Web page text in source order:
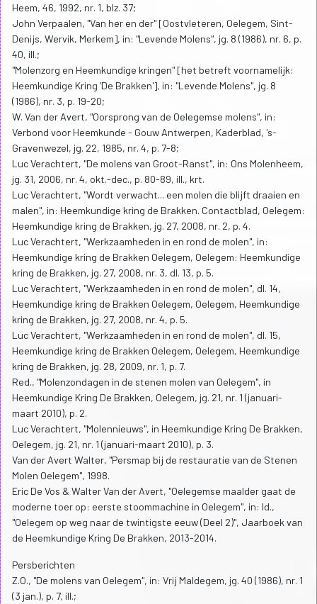
Heem, 46, 1992, nr. 1, blz. 37;
John Verpaalen, "Van her en der" [Oostvleteren, Oelegem, Sint-
Denijs, Wervik, Merkem], in: "Levende Molens", jg. 8 (1986), nr. 6, p.
40, ill.;
"Molenzorg en Heemkundige kringen" [het betreft voornamelijk:
Heemkundige Kring 'De Brakken'], in: "Levende Molens", jg. 8
(1986), nr. 3, p. 19-20;
W. Van der Avert, "Oorsprong van de Oelegemse molens", in:
Verbond voor Heemkunde - Gouw Antwerpen, Kaderblad, 's-
Gravenwezel, jg. 22, 1985, nr. 4, p. 7-8;
Luc Verachtert, "De molens van Groot-Ranst", in: Ons Molenheem,
jg. 31, 2006, nr. 4, okt.-dec., p. 80-89, ill., krt.
Luc Verachtert, "Wordt verwacht... een molen die blijft draaien en
malen", in: Heemkundige kring de Brakken. Contactblad, Oelegem:
Heemkundige kring de Brakken, jg. 27, 2008, nr. 2, p. 4.
Luc Verachtert, "Werkzaamheden in en rond de molen", in:
Heemkundige kring de Brakken Oelegem, Oelegem: Heemkundige
kring de Brakken, jg. 27, 2008, nr. 3, dl. 13, p. 5.
Luc Verachtert, "Werkzaamheden in en rond de molen", dl. 14,
Heemkundige kring de Brakken Oelegem, Oelegem, Heemkundige
kring de Brakken, jg. 27, 2008, nr. 4, p. 5.
Luc Verachtert, "Werkzaamheden in en rond de molen", dl. 15,
Heemkundige kring de Brakken Oelegem, Oelegem, Heemkundige
kring de Brakken, jg. 28, 2009, nr. 1, p. 7.
Red., "Molenzondagen in de stenen molen van Oelegem", in
Heemkundige Kring De Brakken, Oelegem, jg. 21, nr. 1 (januari-
maart 2010), p. 2.
Luc Verachtert, "Molennieuws", in Heemkundige Kring De Brakken,
Oelegem, jg. 21, nr. 1 (januari-maart 2010), p. 3.
Van der Avert Walter, "Persmap bij de restauratie van de Stenen
Molen Oelegem", 1998.
Eric De Vos & Walter Van der Avert, "Oelegemse maalder gaat de
moderne toer op: eerste stoommachine in Oelegem", in: Id.,
"Oelegem op weg naar de twintigste eeuw (Deel 2)", Jaarboek van
de Heemkundige Kring De Brakken, 2013-2014.
Persberichten
Z.O., "De molens van Oelegem", in: Vrij Maldegem, jg. 40 (1986), nr. 1
(3 jan.), p. 7, ill.;